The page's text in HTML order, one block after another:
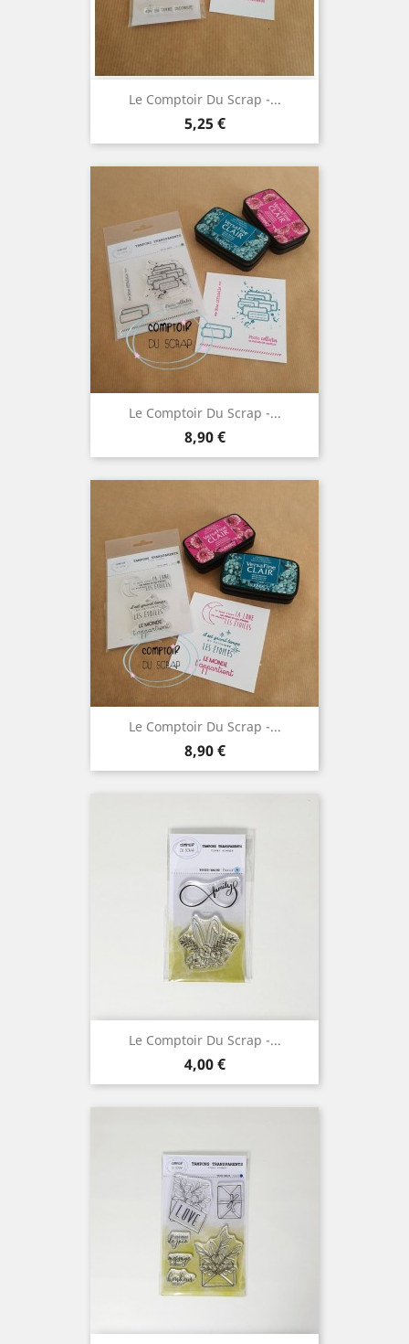
Le Comptoir Du Scrap -...
Prix
5,25 €
Le Comptoir Du Scrap -...
Prix
8,90 €
Le Comptoir Du Scrap -...
Prix
8,90 €
Le Comptoir Du Scrap -...
Prix
4,00 €